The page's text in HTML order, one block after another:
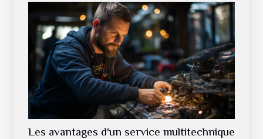
Les avantages d'un service multitechnique